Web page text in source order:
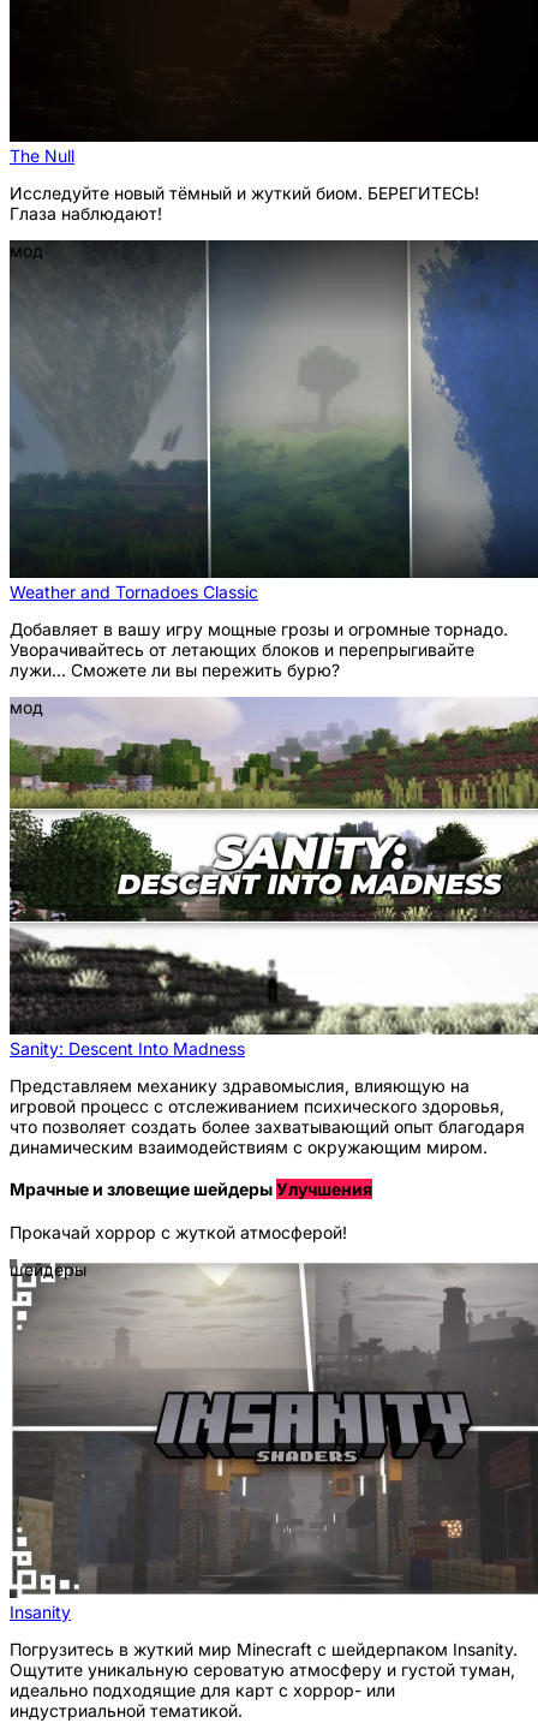
The Null
Исследуйте новый тёмный и жуткий биом. БЕРЕГИТЕСЬ!
Глаза наблюдают!
мод
Weather and Tornadoes Classic
Добавляет в вашу игру мощные грозы и огромные торнадо.
Уворачивайтесь от летающих блоков и перепрыгивайте
лужи... Сможете ли вы пережить бурю?
мод
Sanity: Descent Into Madness
Представляем механику здравомыслия, влияющую на
игровой процесс с отслеживанием психического здоровья,
что позволяет создать более захватывающий опыт благодаря
динамическим взаимодействиям с окружающим миром.
Мрачные и зловещие шейдерыУлучшения
Прокачай хоррор с жуткой атмосферой!
шейдеры
Insanity
Погрузитесь в жуткий мир Minecraft с шейдерпаком Insanity.
Ощутите уникальную сероватую атмосферу и густой туман,
идеально подходящие для карт с хоррор- или
индустриальной тематикой.